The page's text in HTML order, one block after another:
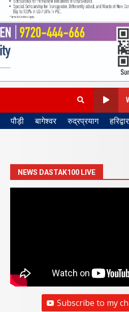
पौड़ी बागेश्वर रुद्रप्रयाग हरिद्वार
NEWS DASTAK100 LIVE
Subscribe to my